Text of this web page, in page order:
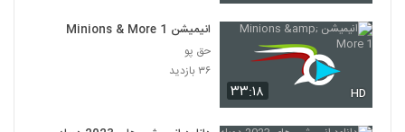
۳۳:۱۸ HD
انیمیشن Minions & More 1
حق پو
۳۶ بازدید